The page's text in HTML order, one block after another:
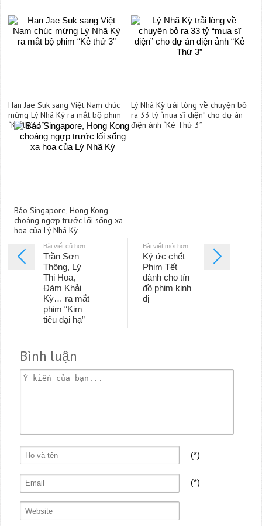
Han Jae Suk sang Việt Nam chúc
mừng Lý Nhã Kỳ ra mắt bộ phim
“Kẻ thứ 3”
Lý Nhã Kỳ trải lòng về chuyện bỏ
ra 33 tỷ “mua sĩ diện” cho dự án
điện ảnh “Kẻ Thứ 3”
Báo Singapore, Hong Kong
choáng ngợp trước lối sống xa
hoa của Lý Nhã Kỳ
Bài viết cũ hơn
Trần Sơn
Thông, Lý
Thi Hoa,
Đàm Khải
Kỳ… ra mắt
phim “Kim
tiêu đại hạ”
Bài viết mới hơn
Ký ức chết –
Phim Tết
dành cho tín
đồ phim kinh
dị
Bình luận
(*)
(*)